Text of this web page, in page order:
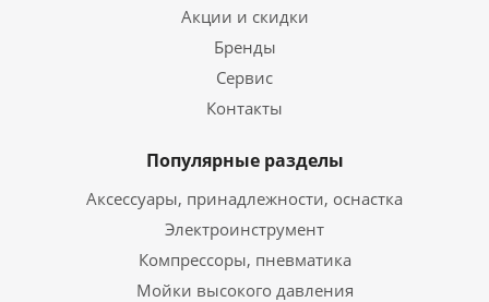
Акции и скидки
Бренды
Сервис
Контакты
Популярные разделы
Аксессуары, принадлежности, оснастка
Электроинструмент
Компрессоры, пневматика
Мойки высокого давления